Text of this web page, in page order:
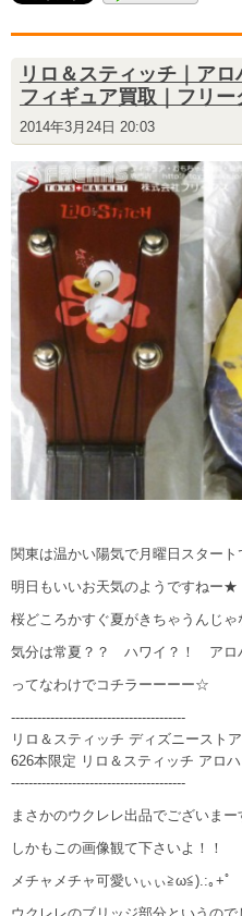
リロ＆スティッチ｜アロ
フィギュア買取｜フリー
2014年3月24日 20:03
関東は温かい陽気で月曜日スタート
明日もいいお天気のようですねー★
桜どころかすぐ夏がきちゃうんじ
気分は常夏？？ ハワイ？！ ア
ってなわけでコチラーーーー☆
----------------------------------------
リロ＆スティッチ ディズニーストア
626本限定 リロ＆スティッチ アロ
----------------------------------------
まさかのウクレレ出品でございま
しかもこの画像観て下さいよ！！
メチャメチャ可愛いぃぃ≧ω≦).:｡+ﾟ